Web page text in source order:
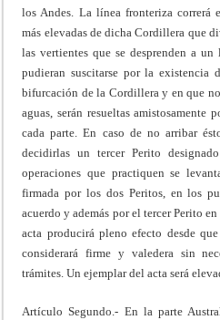
los Andes. La línea fronteriza correrá
más elevadas de dicha Cordillera que
las vertientes que se desprenden a
pudieran suscitarse por la existencia
bifurcación de la Cordillera y en que
aguas, serán resueltas amistosamente
cada parte. En caso de no arribar
decidirlas un tercer Perito
operaciones que practiquen se
firmada por los dos Peritos, en los
acuerdo y además por el tercer Perito
acta producirá pleno efecto desde
considerará firme y valedera sin
trámites. Un ejemplar del acta será
Artículo Segundo.- En la parte